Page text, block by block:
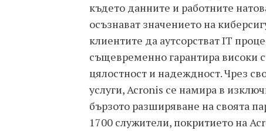
където данните и работните
осъзнават значението на
клиентите да аутсорстват IT
същевременно гарантира високи
цялостност и надеждност. Чрез
услуги, Acronis се намира в
бързото разширяване на своята
1700 служители, покритието на